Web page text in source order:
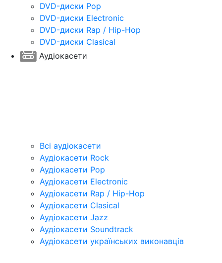
DVD-диски Pop
DVD-диски Electronic
DVD-диски Rap / Hip-Hop
DVD-диски Clasical
Аудіокасети
Всі аудіокасети
Аудіокасети Rock
Аудіокасети Pop
Аудіокасети Electronic
Аудіокасети Rap / Hip-Hop
Аудіокасети Clasical
Аудіокасети Jazz
Аудіокасети Soundtrack
Аудіокасети українських виконавців